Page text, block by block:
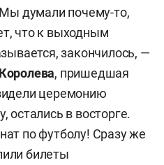
думали почему-то,
что к выходным
закончилось, —
, пришедшая
церемонию
остались в восторге.
по футболу! Сразу же
билеты